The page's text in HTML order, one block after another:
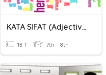
KATA SIFAT (Adjectives)
18 T 7th - 8th